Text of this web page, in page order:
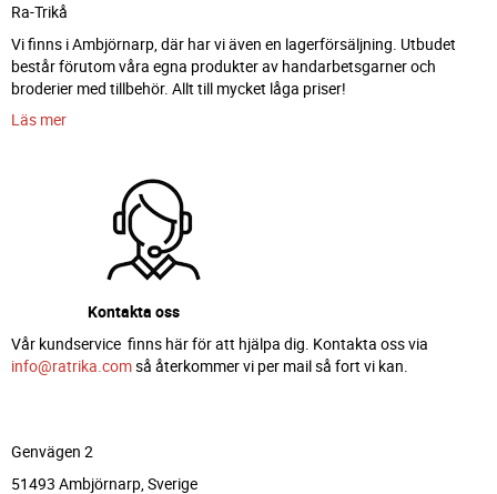
Ra-Trikå
Vi finns i Ambjörnarp, där har vi även en lagerförsäljning. Utbudet
består förutom våra egna produkter av handarbetsgarner och
broderier med tillbehör. Allt till mycket låga priser!
Läs mer
Kontakta oss
Vår kundservice finns här för att hjälpa dig. Kontakta oss via
info@ratrika.comså återkommer vi per mail så fort vi kan.
Genvägen 2
51493 Ambjörnarp, Sverige